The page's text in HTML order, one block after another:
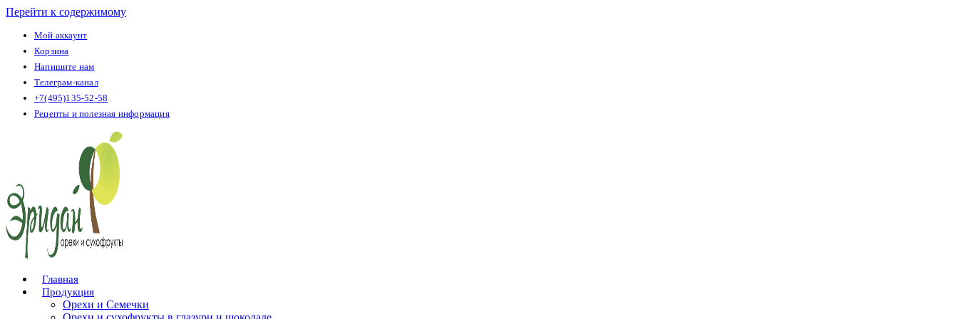
Перейти к содержимому
Мой аккаунт
Корзина
Напишите нам
Телеграм-канал
+7(495)135-52-58
Рецепты и полезная информация
Главная
Продукция
Орехи и Семечки